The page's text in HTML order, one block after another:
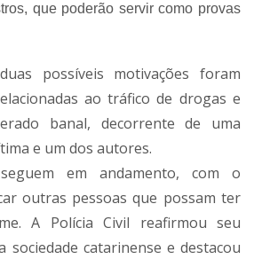
que poderão servir como provas
possíveis motivações foram
ao tráfico de drogas e
banal, decorrente de uma
e um dos autores.
em andamento, com o
outras pessoas que possam ter
A Polícia Civil reafirmou seu
sociedade catarinense e destacou